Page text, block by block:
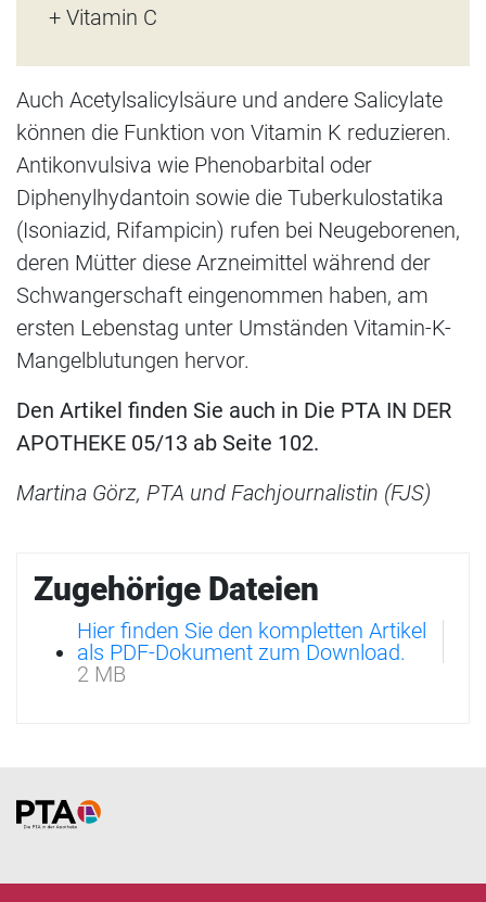
+ Vitamin C
Auch Acetylsalicylsäure und andere Salicylate
können die Funktion von Vitamin K reduzieren.
Antikonvulsiva wie Phenobarbital oder
Diphenylhydantoin sowie die Tuberkulostatika
(Isoniazid, Rifampicin) rufen bei Neugeborenen,
deren Mütter diese Arzneimittel während der
Schwangerschaft eingenommen haben, am
ersten Lebenstag unter Umständen Vitamin-K-
Mangelblutungen hervor.
Den Artikel finden Sie auch in Die PTA IN DER
APOTHEKE 05/13 ab Seite 102.
Martina Görz, PTA und Fachjournalistin (FJS)
Zugehörige Dateien
Hier finden Sie den kompletten Artikel
als PDF-Dokument zum Download.
2 MB
Home